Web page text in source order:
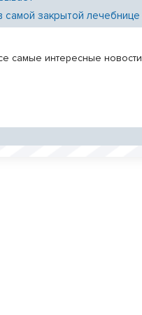
самой закрытой
самые интересные новости